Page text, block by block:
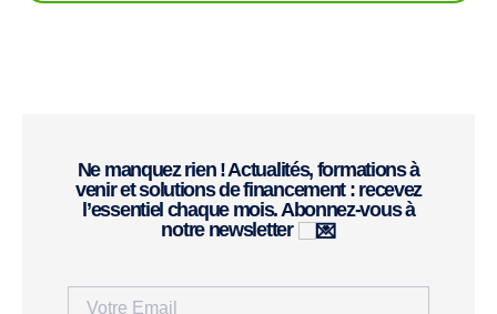
Ne manquez rien ! Actualités, formations à
venir et solutions de financement : recevez
l’essentiel chaque mois. Abonnez-vous à
notre newsletter